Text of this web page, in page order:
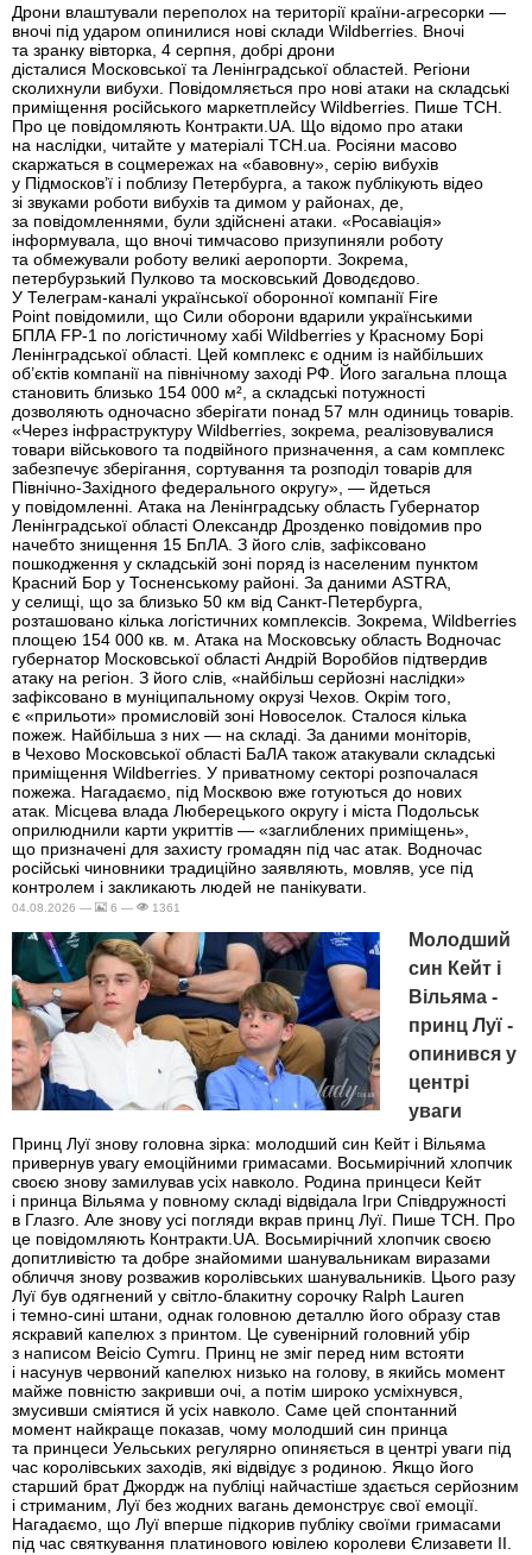
Дрони влаштували переполох на території країни-агресорки —
вночі під ударом опинилися нові склади Wildberries. Вночі
та зранку вівторка, 4 серпня, добрі дрони
дісталися Московської та Ленінградської областей. Регіони
сколихнули вибухи. Повідомляється про нові атаки на складські
приміщення російського маркетплейсу Wildberries. Пише ТСН.
Про це повідомляють Контракти.UA. Що відомо про атаки
на наслідки, читайте у матеріалі ТСН.ua. Росіяни масово
скаржаться в соцмережах на «бавовну», серію вибухів
у Підмосков’ї і поблизу Петербурга, а також публікують відео
зі звуками роботи вибухів та димом у районах, де,
за повідомленнями, були здійснені атаки. «Росавіація»
інформувала, що вночі тимчасово призупиняли роботу
та обмежували роботу великі аеропорти. Зокрема,
петербурзький Пулково та московський Доводєдово.
У Телеграм-каналі української оборонної компанії Fire
Point повідомили, що Сили оборони вдарили українськими
БПЛА FP-1 по логістичному хабі Wildberries у Красному Борі
Ленінградської області. Цей комплекс є одним із найбільших
об’єктів компанії на північному заході РФ. Його загальна площа
становить близько 154 000 м², а складські потужності
дозволяють одночасно зберігати понад 57 млн одиниць товарів.
«Через інфраструктуру Wildberries, зокрема, реалізовувалися
товари військового та подвійного призначення, а сам комплекс
забезпечує зберігання, сортування та розподіл товарів для
Північно-Західного федерального округу», — йдеться
у повідомленні. Атака на Ленінградську область Губернатор
Ленінградської області Олександр Дрозденко повідомив про
начебто знищення 15 БпЛА. З його слів, зафіксовано
пошкодження у складській зоні поряд із населеним пунктом
Красний Бор у Тосненському районі. За даними ASTRA,
у селищі, що за близько 50 км від Санкт-Петербурга,
розташовано кілька логістичних комплексів. Зокрема, Wildberries
площею 154 000 кв. м. Атака на Московську область Водночас
губернатор Московської області Андрій Воробйов підтвердив
атаку на регіон. З його слів, «найбільш серйозні наслідки»
зафіксовано в муніципальному окрузі Чехов. Окрім того,
є «прильоти» промисловій зоні Новоселок. Сталося кілька
пожеж. Найбільша з них — на складі. За даними моніторів,
в Чехово Московської області БаЛА також атакували складські
приміщення Wildberries. У приватному секторі розпочалася
пожежа. Нагадаємо, під Москвою вже готуються до нових
атак. Місцева влада Люберецького округу і міста Подольськ
оприлюднили карти укриттів — «заглиблених приміщень»,
що призначені для захисту громадян під час атак. Водночас
російські чиновники традиційно заявляють, мовляв, усе під
контролем і закликають людей не панікувати.
04.08.2026 — 6 — 1361
Молодший
син Кейт і
Вільяма -
принц Луї -
опинився у
центрі
уваги
Принц Луї знову головна зірка: молодший син Кейт і Вільяма
привернув увагу емоційними гримасами. Восьмирічний хлопчик
своєю знову замилував усіх навколо. Родина принцеси Кейт
і принца Вільяма у повному складі відвідала Ігри Співдружності
в Глазго. Але знову усі погляди вкрав принц Луї. Пише ТСН. Про
це повідомляють Контракти.UA. Восьмирічний хлопчик своєю
допитливістю та добре знайомими шанувальникам виразами
обличчя знову розважив королівських шанувальників. Цього разу
Луї був одягнений у світло-блакитну сорочку Ralph Lauren
і темно-сині штани, однак головною деталлю його образу став
яскравий капелюх з принтом. Це сувенірний головний убір
з написом Beicio Cymru. Принц не зміг перед ним встояти
і насунув червоний капелюх низько на голову, в якийсь момент
майже повністю закривши очі, а потім широко усміхнувся,
змусивши сміятися й усіх навколо. Саме цей спонтанний
момент найкраще показав, чому молодший син принца
та принцеси Уельських регулярно опиняється в центрі уваги під
час королівських заходів, які відвідує з родиною. Якщо його
старший брат Джордж на публіці найчастіше здається серйозним
і стриманим, Луї без жодних вагань демонструє свої емоції.
Нагадаємо, що Луї вперше підкорив публіку своїми гримасами
під час святкування платинового ювілею королеви Єлизавети II.